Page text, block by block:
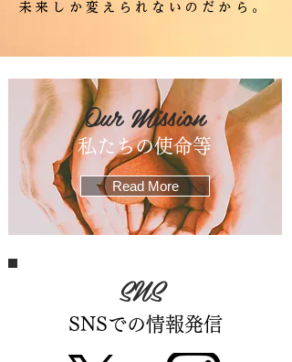
未来しか変えられないのだから。
Our Mission
​私たちの使命等
Read More
​SNS
SNSでの​情報発信